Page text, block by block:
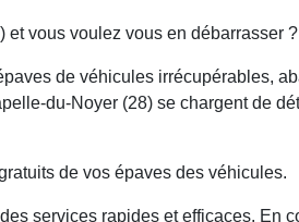
vous voulez vous en débarrasser ?
de véhicules irrécupérables,
du-Noyer (28) se chargent de
de vos épaves des véhicules.
services rapides et efficaces. En